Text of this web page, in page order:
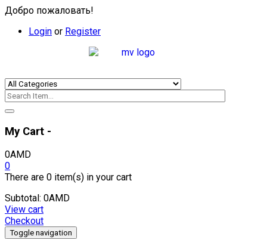
Добро пожаловать!
Login or Register
My Cart -
0AMD
0
There are 0 item(s) in your cart
Subtotal: 0AMD
View cart
Checkout
Toggle navigation